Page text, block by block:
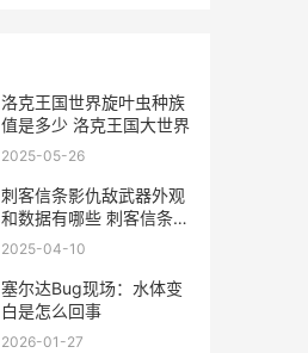
洛克王国世界旋叶虫种族
值是多少 洛克王国大世界
2025-05-26
刺客信条影仇敌武器外观
和数据有哪些 刺客信条为
报仇
2025-04-10
塞尔达Bug现场：水体变
白是怎么回事
2026-01-27